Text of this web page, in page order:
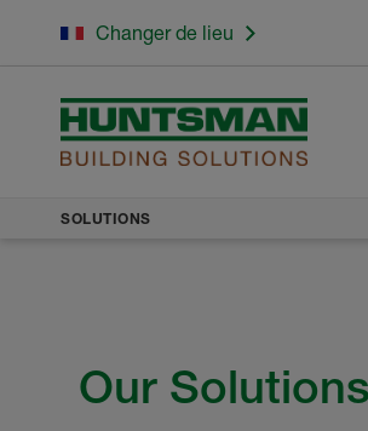
SOLUTIONS
Our Solutions
Changer de lieu